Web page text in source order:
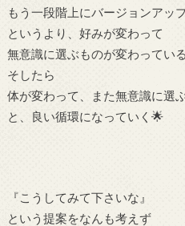
もう一段階上にバージョンア
というより、好みが変わって
無意識に選ぶものが変わってい
そしたら
体が変わって、また無意識に選
と、良い循環になっていく🌟
『こうしてみて下さいな』
という提案をなんも考えず